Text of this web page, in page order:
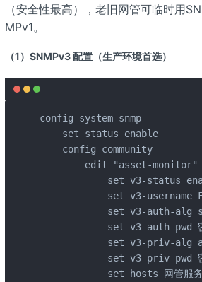
（安全性最高），老旧网管可临时用
MPv1。
（1）SNMPv3 配置（生产环境首选）
config system snmp
set status enable
    config community
edit "asset-monitor"
set v3-status
set v3-username
set v3-auth-alg
set v3-auth-pwd
set v3-priv-alg
set v3-priv-pwd
set hosts 网管服